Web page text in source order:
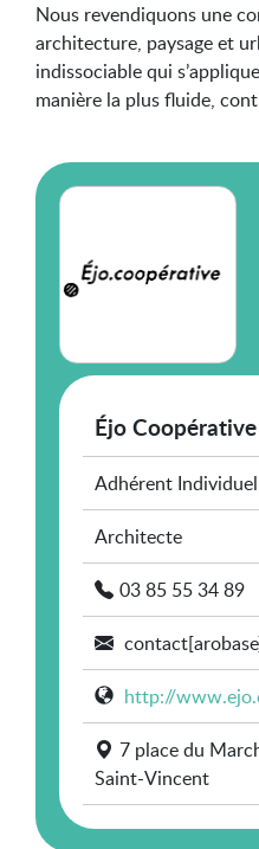
Nous revendiquons une
architecture, paysage et
indissociable qui
manière la plus ﬂuide,
Éjo Coopérative
Adhérent Individuel
Architecte
03 85 55 34 89
http://
7 place du
Saint-Vincent